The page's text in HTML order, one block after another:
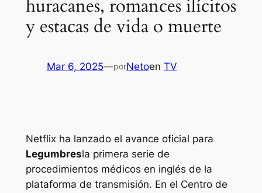
huracanes, romances ilícitos
y estacas de vida o muerte
Mar 6, 2025—porNetoen TV
Netflix ha lanzado el avance oficial para
Legumbresla primera serie de
procedimientos médicos en inglés de la
plataforma de transmisión. En el Centro de